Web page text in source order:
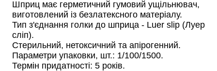
Шприц має герметичний гумовий ущільнювач,
виготовлений із безлатексного матеріалу.
Тип з'єднання голки до шприца - Luer slip (Луер
сліп).
Стерильний, нетоксичний та апірогенний.
Параметри упаковки, шт.: 1/100/1500.
Термін придатності: 5 років.